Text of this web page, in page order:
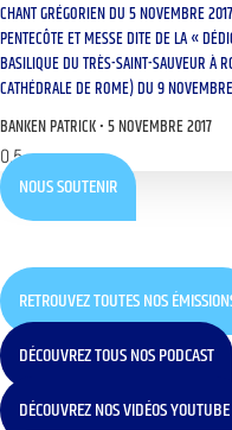
CHANT GRÉGORIEN DU 5 NOVEMBRE
PENTECÔTE ET MESSE DITE DE LA «
BASILIQUE DU TRÈS-SAINT-SAUVEUR À
CATHÉDRALE DE ROME) DU 9
BANKEN PATRICK 5 NOVEMBRE 2017
NOUS SOUTENIR
RETROUVEZ TOUTES NOS
DÉCOUVREZ TOUS NOS PODCAST
DÉCOUVREZ NOS VIDÉOS YOUTUBE